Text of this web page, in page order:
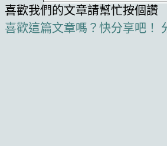
喜歡我們的文章請幫忙按個讚
喜歡這篇文章嗎？快分享吧！